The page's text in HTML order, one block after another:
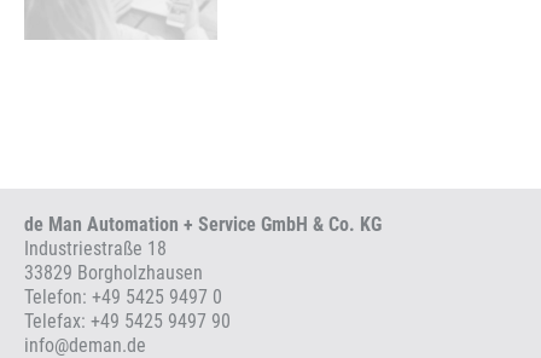
de Man Automation + Service GmbH & Co. KG
Industriestraße 18
33829 Borgholzhausen
Telefon: +49 5425 9497 0
Telefax: +49 5425 9497 90
info@deman.de